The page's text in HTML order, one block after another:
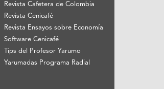
Revista Cafetera de Colombia
Revista Cenicafé
Revista Ensayos sobre Economía
Software Cenicafé
Tips del Profesor Yarumo
Yarumadas Programa Radial